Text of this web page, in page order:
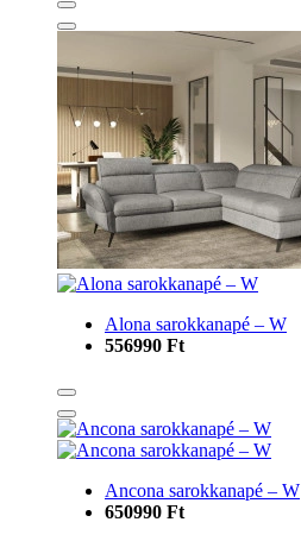
Alona sarokkanapé – W
556990 Ft
Ancona sarokkanapé – W
650990 Ft